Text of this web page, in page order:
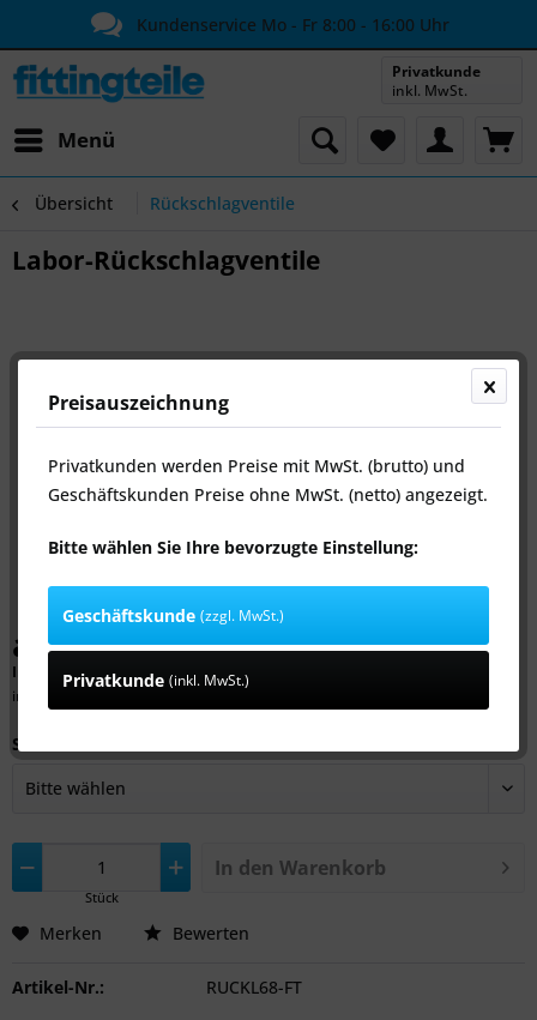
Kundenservice Mo - Fr 8:00 - 16:00 Uhr
Menü
Privatkunde
inkl. MwSt.
Übersicht Rückschlagventile
Labor-Rückschlagventile
ab 6,99 € *
Inhalt: 1 Stück
inkl. MwSt.
Schlauch Ø innen:
Stück
In den Warenkorb
Merken Bewerten
Artikel-Nr.: RUCKL68-FT
Preisauszeichnung
Privatkunden werden Preise mit MwSt. (brutto) und
Geschäftskunden Preise ohne MwSt. (netto) angezeigt.
Bitte wählen Sie Ihre bevorzugte Einstellung:
Geschäftskunde (zzgl. MwSt.)
Privatkunde (inkl. MwSt.)